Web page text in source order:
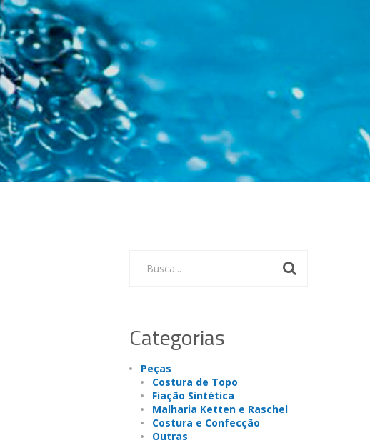
Busca...
Categorias
Peças
Costura de Topo
Fiação Sintética
Malharia Ketten e Raschel
Costura e Confecção
Outras